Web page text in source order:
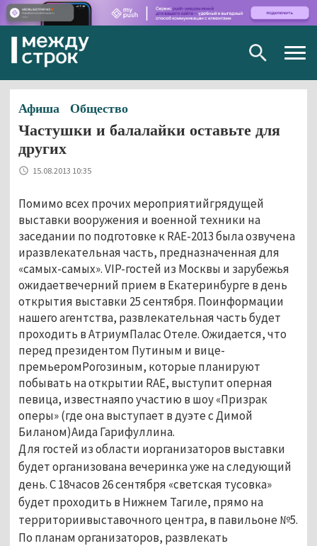
Афиша Общество
Частушки и балалайки оставьте для
других
15.08.2013 10:35
Помимо всех прочих мероприятийгрядущей
выставки вооружения и военной техники на
заседании по подготовке к RAE-2013 была озвучена
иразвлекательная часть, предназначенная для
«самых-самых». VIP-гостей из Москвы и зарубежья
ожидаетвечерний прием в Екатеринбурге в день
открытия выставки 25 сентября. Поинформации
нашего агентства, развлекательная часть будет
проходить в АтриумПалас Отеле. Ожидается, что
перед президентом Путиным и вице-
премьеромРогозиным, которые планируют
побывать на открытии RAE, выступит оперная
певица, известнаяпо участию в шоу «Призрак
оперы» (где она выступает в дуэте с Димой
Биланом)Аида Гарифуллина.
Для гостей из области иорганизаторов выставки
будет организована вечеринка уже на следующий
день. С 18часов 26 сентября «светская тусовка»
будет проходить в Нижнем Тагиле, прямо на
территориивыставочного центра, в павильоне №5.
По планам организаторов, развлекать